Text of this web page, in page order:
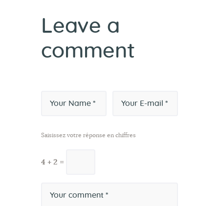
Leave a
comment
Saisissez votre réponse en chiffres
4 + 2 =